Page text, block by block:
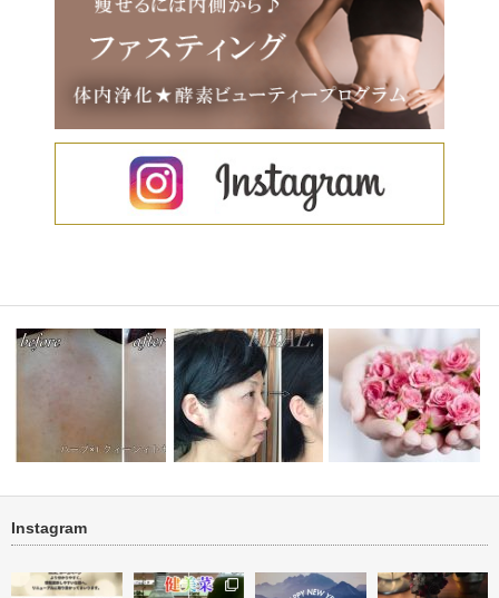
ダーメ
ブライダル・背中ニキビ・ニキタルミ改善 ハーブトリートメ
Instagram